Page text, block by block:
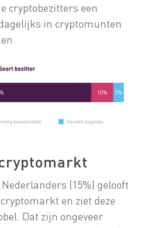
cryptobezitters een
in cryptomunten
(15%) gelooft
en ziet deze
Dat zijn ongeveer